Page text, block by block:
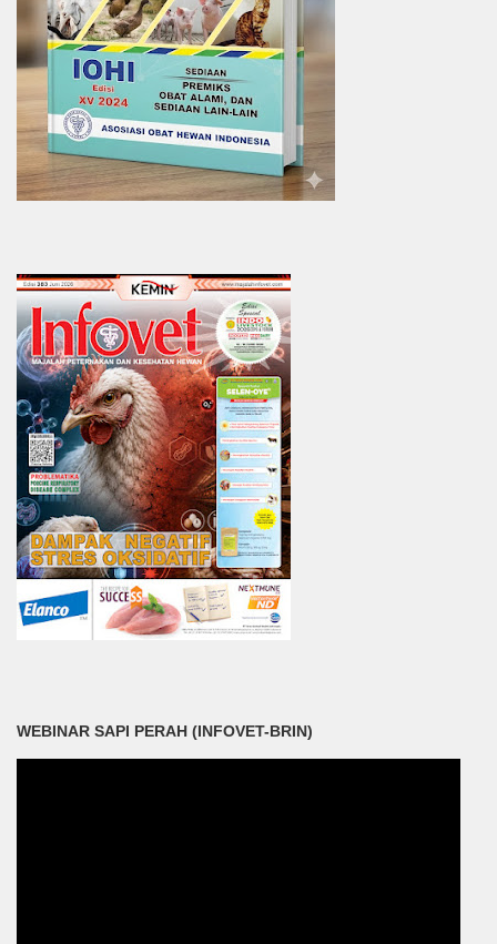
WEBINAR SAPI PERAH (INFOVET-BRIN)